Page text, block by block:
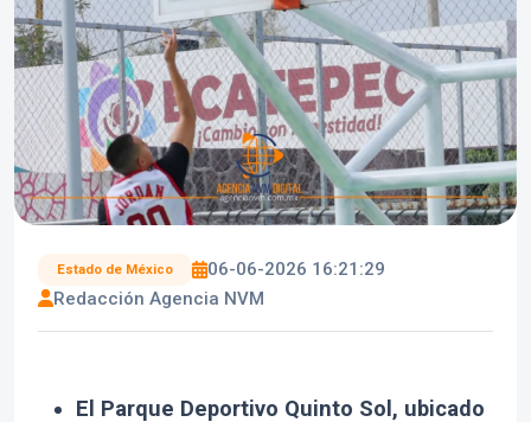
Estado de México
06-06-2026 16:21:29
Redacción Agencia NVM
El Parque Deportivo Quinto Sol, ubicado